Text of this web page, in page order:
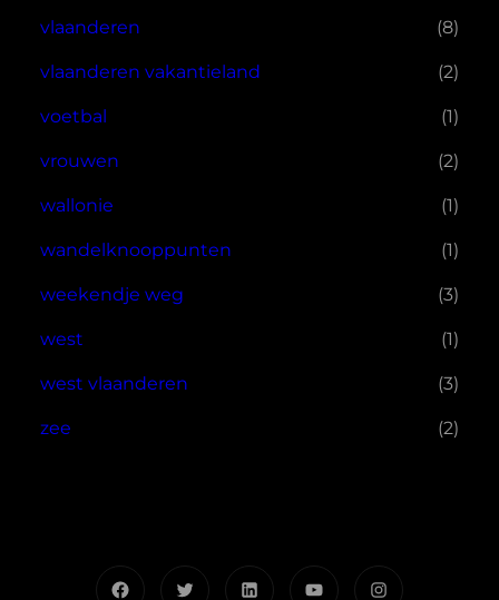
vlaanderen (8)
vlaanderen vakantieland (2)
voetbal (1)
vrouwen (2)
wallonie (1)
wandelknooppunten (1)
weekendje weg (3)
west (1)
west vlaanderen (3)
zee (2)
FacebookTwitterLinkedInYouTubeInstagram